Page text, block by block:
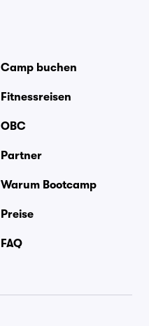
Camp buchen
Fitnessreisen
OBC
Partner
Warum Bootcamp
Preise
FAQ